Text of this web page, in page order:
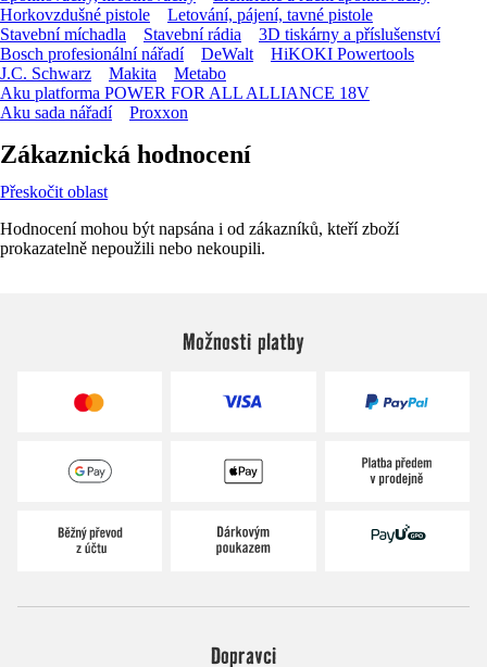
Horkovzdušné pistole
Letování, pájení, tavné pistole
Stavební míchadla
Stavební rádia
3D tiskárny a příslušenství
Bosch profesionální nářadí
DeWalt
HiKOKI Powertools
J.C. Schwarz
Makita
Metabo
Aku platforma POWER FOR ALL ALLIANCE 18V
Aku sada nářadí
Proxxon
Zákaznická hodnocení
Přeskočit oblast
Hodnocení mohou být napsána i od zákazníků, kteří zboží
prokazatelně nepoužili nebo nekoupili.
Možnosti platby
Dopravci